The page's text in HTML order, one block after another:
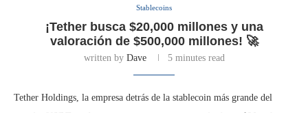
Stablecoins
¡Tether busca $20,000 millones y una
valoración de $500,000 millones! 🚀
written by Dave 5 minutes read
Tether Holdings, la empresa detrás de la stablecoin más grande del